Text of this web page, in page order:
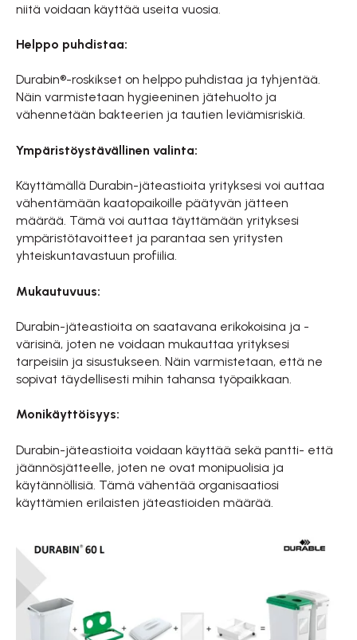
niitä voidaan käyttää useita vuosia.
Helppo puhdistaa:
Durabin®-roskikset on helppo puhdistaa ja tyhjentää.
Näin varmistetaan hygieeninen jätehuolto ja
vähennetään bakteerien ja tautien leviämisriskiä.
Ympäristöystävällinen valinta:
Käyttämällä Durabin-jäteastioita yrityksesi voi auttaa
vähentämään kaatopaikoille päätyvän jätteen
määrää. Tämä voi auttaa täyttämään yrityksesi
ympäristötavoitteet ja parantaa sen yritysten
yhteiskuntavastuun profiilia.
Mukautuvuus:
Durabin-jäteastioita on saatavana erikokoisina ja -
värisinä, joten ne voidaan mukauttaa yrityksesi
tarpeisiin ja sisustukseen. Näin varmistetaan, että ne
sopivat täydellisesti mihin tahansa työpaikkaan.
Monikäyttöisyys:
Durabin-jäteastioita voidaan käyttää sekä pantti- että
jäännösjätteelle, joten ne ovat monipuolisia ja
käytännöllisiä. Tämä vähentää organisaatiosi
käyttämien erilaisten jäteastioiden määrää.